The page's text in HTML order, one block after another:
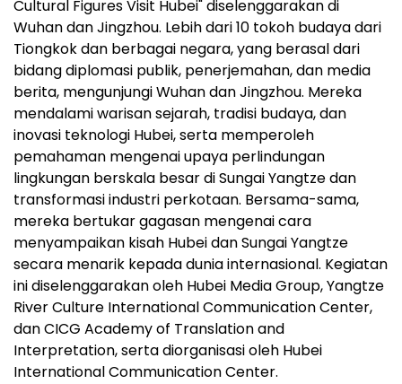
Cultural Figures Visit Hubei" diselenggarakan di
Wuhan dan Jingzhou. Lebih dari 10 tokoh budaya dari
Tiongkok dan berbagai negara, yang berasal dari
bidang diplomasi publik, penerjemahan, dan media
berita, mengunjungi Wuhan dan Jingzhou. Mereka
mendalami warisan sejarah, tradisi budaya, dan
inovasi teknologi Hubei, serta memperoleh
pemahaman mengenai upaya perlindungan
lingkungan berskala besar di Sungai Yangtze dan
transformasi industri perkotaan. Bersama-sama,
mereka bertukar gagasan mengenai cara
menyampaikan kisah Hubei dan Sungai Yangtze
secara menarik kepada dunia internasional. Kegiatan
ini diselenggarakan oleh Hubei Media Group, Yangtze
River Culture International Communication Center,
dan CICG Academy of Translation and
Interpretation, serta diorganisasi oleh Hubei
International Communication Center.